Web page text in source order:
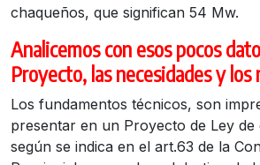
chaqueños, que significan 54 Mw.
Analicemos con esos pocos
Proyecto, las necesidades y los
Los fundamentos técnicos, son
presentar en un Proyecto de Ley de
según se indica en el art.63 de la